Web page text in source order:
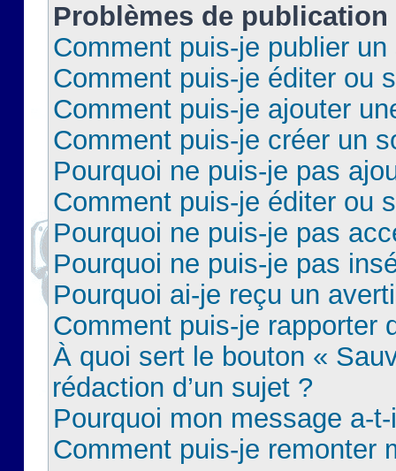
Problèmes de publication
Comment puis-je publier
Comment puis-je éditer ou
Comment puis-je ajouter
Comment puis-je créer un
Pourquoi ne puis-je pas
Comment puis-je éditer ou
Pourquoi ne puis-je pas
Pourquoi ne puis-je pas
Pourquoi ai-je reçu un
Comment puis-je rapporter
À quoi sert le bouton «
rédaction d’un sujet ?
Pourquoi mon message a-
Comment puis-je remonter